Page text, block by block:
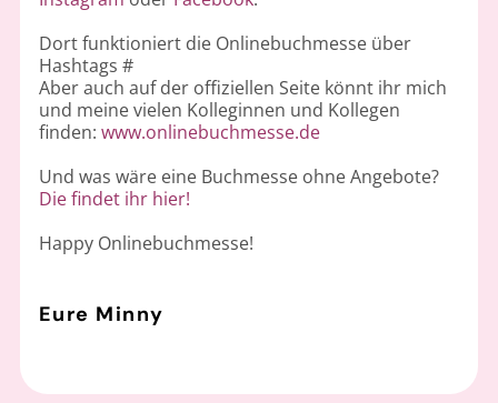
Dort funktioniert die Onlinebuchmesse über
Hashtags #
Aber auch auf der offiziellen Seite könnt ihr mich
und meine vielen Kolleginnen und Kollegen
finden:www.onlinebuchmesse.de
Und was wäre eine Buchmesse ohne Angebote?
Die findet ihr hier!
Happy Onlinebuchmesse!
Eure Minny